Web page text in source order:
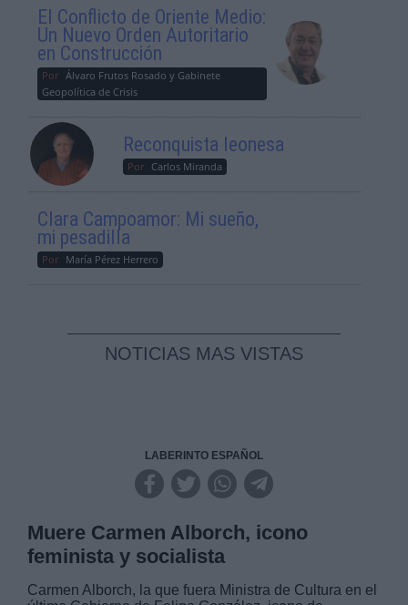
El Conflicto de Oriente Medio:
Un Nuevo Orden Autoritario
en Construcción
Por Álvaro Frutos Rosado y Gabinete
Geopolítica de Crisis
Reconquista leonesa
Por Carlos Miranda
Clara Campoamor: Mi sueño,
mi pesadilla
Por María Pérez Herrero
NOTICIAS MAS VISTAS
LABERINTO ESPAÑOL
Muere Carmen Alborch, icono
feminista y socialista
Carmen Alborch, la que fuera Ministra de Cultura en el